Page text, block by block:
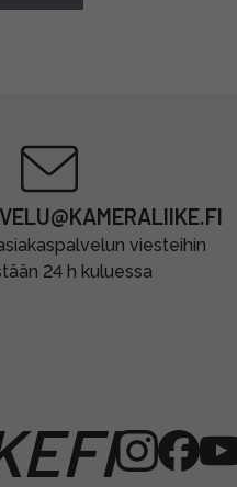
viesteihin
24 h kuluessa